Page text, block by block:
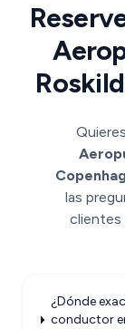
las
clientes
¿Dónde
conductor